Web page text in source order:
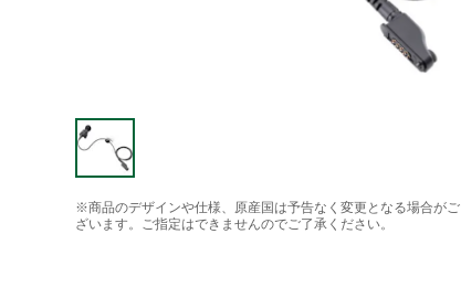
※商品のデザインや仕様、原産国は予告なく変更となる場合がご
ざいます。ご指定はできませんのでご了承ください。